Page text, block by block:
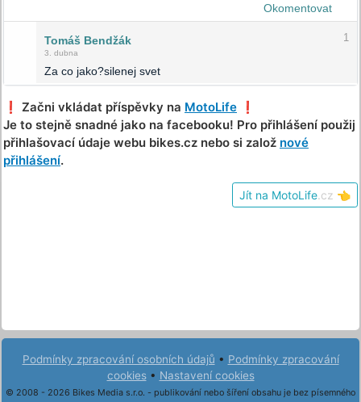
Okomentovat
Tomáš Bendžák
3. dubna
1
Za co jako?silenej svet
❗️ Začni vkládat příspěvky na MotoLife ❗️
Je to stejně snadné jako na facebooku! Pro přihlášení použij
přihlašovací údaje webu bikes.cz nebo si založ nové
přihlášení.
Jít na MotoLife .cz 👈
Podmínky zpracování osobních údajů • Podmínky zpracování
cookies• Nastavení cookies
© 2008 - 2026 Bikes Media s.r.o. - publikování nebo šíření obsahu je bez písemného